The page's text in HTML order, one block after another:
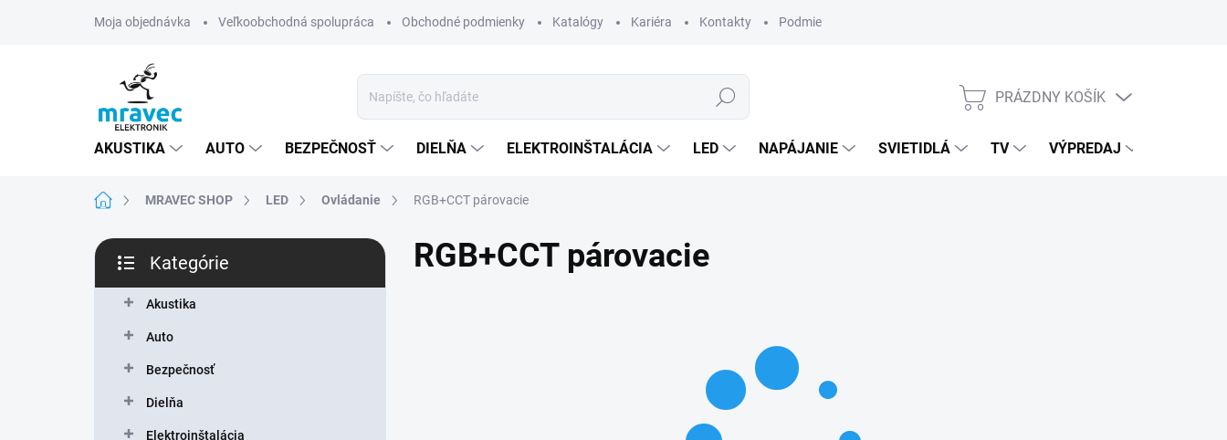
Moja objednávka Veľkoobchodná spolupráca Obchodné podmienky Katalógy Kariéra Kontakty Podmienky ochrany osobných údajov
Hľadať
NÁKUPNÝ
PRÁZDNY KOŠÍK
AKUSTIKA AUTO BEZPEČNOSŤ DIELŇA ELEKTROINŠTALÁCIA LED NAPÁJANIE SVIETIDLÁ TV VÝPREDAJ
DomovMRAVEC SHOP LED Ovládanie RGB+CCT párovacie
B
č
kategórie
Kategórie
Akustika
Auto
Bezpečnosť
Dielňa
Elektroinštalácia
RGB+CCT párovacie